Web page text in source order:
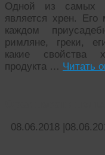
Одной из самых
является хрен.
каждом
римляне, греки,
какие свойства
продукта … Читать
08.06.2018